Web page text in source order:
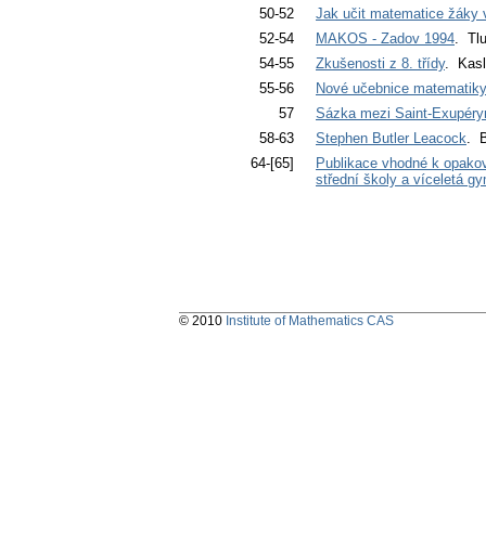
50-52
Jak učit matematice žáky
52-54
MAKOS - Zadov 1994.
54-55
Zkušenosti z 8. třídy.
55-56
Nové učebnice
57
Sázka mezi Saint-
58-63
Stephen Butler Leacock.
64-[65]
Publikace vhodné k
střední školy a víceletá
© 2010 Institute of Mathematics CAS